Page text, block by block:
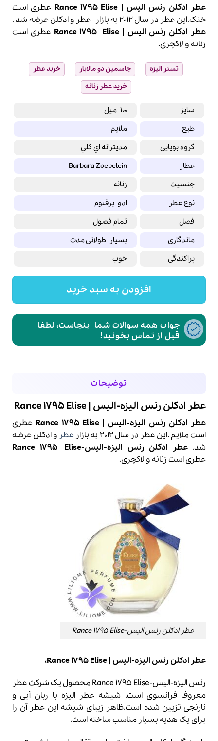
عطر ادکلن رنس الیس | Rance 1795 Elise
عطری است
خنک.این عطر در سال 2012 به بازار
عطر وادکلنعرضه شد .
عطر ادکلن رنس الیس | Rance 1795 Elise
عطری است
زنانه و لاکچری.
تستر الیزه جاسمین دو مالابار
خرید عطر
خرید عطر زنانه
سایز
100 میل
طبع
ملایم
گروه بویایی
مديترانه اي گلي
عطار
Barbara Zoebelein
جنسیت
زنانه
نوع عطر
ادو پرفیوم
فصل
تمام فصول
ماندگاری
بسیار طولانی مدت
پراکندگی
خوب
افزودن به سبد خرید
جواب همه سوالات شما اینجاست، لطفا
قبل از تماس بخونید!
توضیحات
عطر ادکلن رنس الیزه-الیس | Rance 1795 Elise
عطر ادکلن رنس الیزه-الیس | Rance 1795 Elise
عطری
است ملایم .این عطر در سال 2012 به بازار
عطر و ادکلن عرضه
شد. عطر ادکلن رنس الیزه-الیس- Rance 1795Elise
عطری است زنانه و لاکچری.
عطر ادکلن رنس الیس-Rance 1795 Elise
عطر ادکلن رنس الیزه-الیس | Rance 1795 Elise،
رنس الیزه-الیس-Rance 1795 Elise محصول یک شرکت عطر
معروف فرانسوی است. شیشه عطر الیزه با ربان آبی و
نارنجی تزیین شده است.ظاهر زیبای شیشه این عطر آن را
برای یک هدیه بسیار مناسب ساخته است.